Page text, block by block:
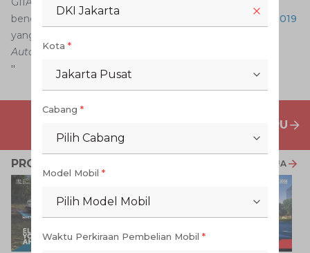
benefit maksimal dari program promo
Toyota Avanza 2019
yang ditawarkan oleh
Auto2000
"
PENAWARAN MOBIL BARU
PROMO TERKAIT LIHAT SEMUA
DKI Jakarta
Kota *
Jakarta Pusat
Cabang *
Pilih Cabang
Model Mobil *
Pilih Model Mobil
Waktu Perkiraan Pembelian Mobil *